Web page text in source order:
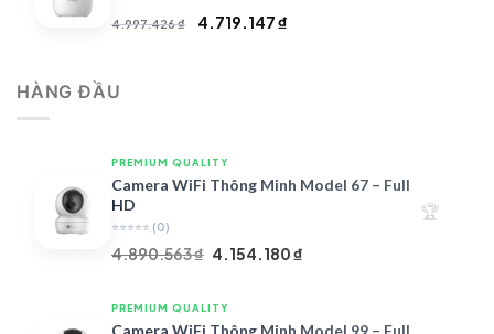
4.997.426₫
Giá
4.719.147₫
HÀNG ĐẦU
PREMIUM QUALITY
Camera WiFi Thông Minh Model 67 – Full
HD
⭐⭐⭐⭐⭐ (0)
4.890.563₫ Giá
là:
4.890.563 ₫.
4.154.180₫
là:
🏆
PREMIUM QUALITY